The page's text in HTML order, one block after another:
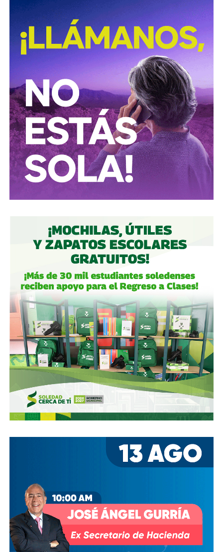
David Martínez es apodado coloquialmente como “El
Fantasma de Wall Street
”, y ha adquirido un poder
inmenso en Latinoamérica, especialmente en Argentina,
donde ha servido como negociador para la deuda nacional
y en 2017, fue considerado por Forbes como el hombre
más rico de dicho país. El regiomontano tiene un historial
documentado de tomar control de empresas en
dificultades financieras a partir de deuda: lo hizo con la
textilera CYDSA en los años 90, con la vidriera Vitro entre
2009 y 2012, y con las ya mencionadas Empresas ICA
desde 2016.
Algo similar realizó en 2020 con
del Centro Norte(OMA), el operador de, entre otros, el
Fintech compró primero acciones especiales que
garantizaban el control de la aeroportuaria y luego
concretó una oferta pública con la que en julio de 2021,
alcanzó el 30.1% de participación económica, suficiente
para mantener el control hasta que lo vendieron a la
francesa Vinci Airports en 2022 (El Economista, dic. 2020
y jul. 2021; Folleto Informativo Definitivo, Bolsa Mexicana
de Valores, may. 2021).
Si bien todos estos empresarios se han aliado en otras
ocasiones (en 2017 ganaron la licitación para construir
el ahora cancelado Aeropuerto de Texcoco),cuando
se otorgó la concesión para la administración de El
Realito, ni Slim ni Martínez ni los copresidentes de
Televisa tenían sus actuales injerencias en Aquos, por
lo que se podría decir que ésta fue heredada, y acabó
dejando el control de la presa en las manos de cuatro de
al menos tres intentos de rescindir o
modificar el contrato se han hecho sin haber
Agua abrió un expediente que no avanzó pese a 350 mil
afectados y una queja de oficio de la Comisión Estatal de
Derechos Humanos; en abril de 2023, el entonces
presidenteAndrés Manuel López Obradorrespondió a
una petición del gobernador Ricardo Gallardo Cardona con
un “a lo mejor se lo cambiamos” que no derivó en ningún